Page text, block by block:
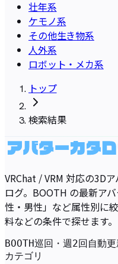
壮年系
ケモノ系
その他生き物系
人外系
ロボット・メカ系
トップ
検索結果
VRChat / VRM 対応の3D
ログ。BOOTH の最新ア
性・男性」など属性別に
料などの条件で探せます。
BOOTH巡回・週2回自動
カテゴリ